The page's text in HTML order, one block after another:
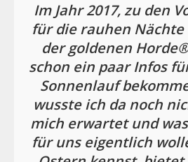
Im Jahr 2017, zu den
für die rauhen
der goldenen
schon ein paar Infos
Sonnenlauf
wusste ich da noch
mich erwartet und
für uns eigentlich